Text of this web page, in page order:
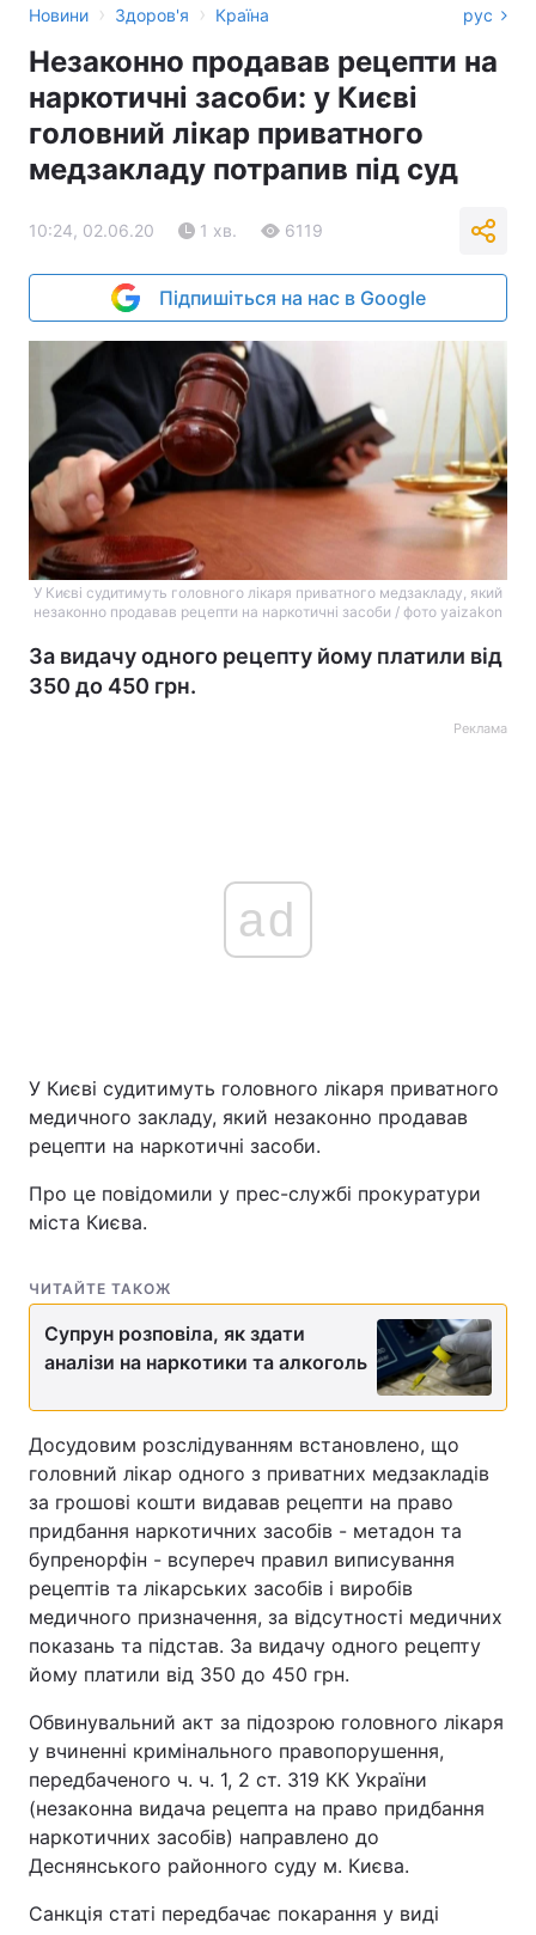
Новини › Здоров'я › Країна рус
Незаконно продавав рецепти на
наркотичні засоби: у Києві
головний лікар приватного
медзакладу потрапив під суд
10:24, 02.06.20 1 хв. 6119
Підпишіться на нас в Google
У Києві судитимуть головного лікаря приватного медзакладу, який
незаконно продавав рецепти на наркотичні засоби / фото yaizakon
За видачу одного рецепту йому платили від
350 до 450 грн.
Реклама
ad
У Києві судитимуть головного лікаря приватного
медичного закладу, який незаконно продавав
рецепти на наркотичні засоби.
Про це повідомили у прес-службі прокуратури
міста Києва.
ЧИТАЙТЕ ТАКОЖ
Супрун розповіла, як здати
аналізи на наркотики та алкоголь
Досудовим розслідуванням встановлено, що
головний лікар одного з приватних медзакладів
за грошові кошти видавав рецепти на право
придбання наркотичних засобів - метадон та
бупренорфін - всупереч правил виписування
рецептів та лікарських засобів і виробів
медичного призначення, за відсутності медичних
показань та підстав. За видачу одного рецепту
йому платили від 350 до 450 грн.
Обвинувальний акт за підозрою головного лікаря
у вчиненні кримінального правопорушення,
передбаченого ч. ч. 1, 2 ст. 319 КК України
(незаконна видача рецепта на право придбання
наркотичних засобів) направлено до
Деснянського районного суду м. Києва.
Санкція статі передбачає покарання у виді